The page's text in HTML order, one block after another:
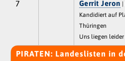
7 Gerrit Jeron
Kandidiert auf
Thüringen
Uns liegen
PIRATEN: Landeslisten in